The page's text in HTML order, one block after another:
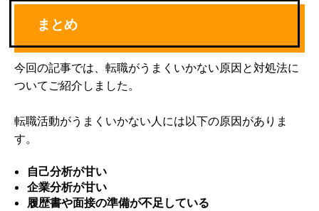
まとめ
今回の記事では、転職がうまくいかない原因と対処法に
ついてご紹介しました。
転職活動がうまくいかない人には以下の原因がありま
す。
自己分析が甘い
企業分析が甘い
履歴書や面接の準備が不足している